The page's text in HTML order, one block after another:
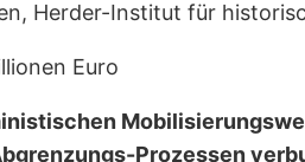
Herder-Institut für
Euro
Prozessen